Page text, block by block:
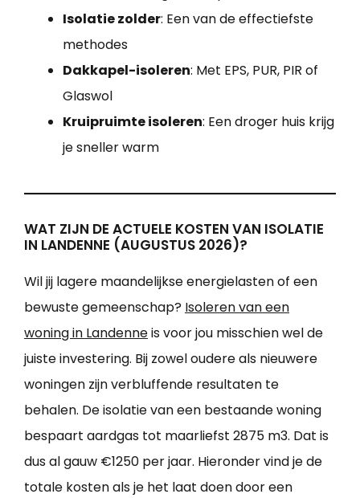
Isolatie zolder: Een van de effectiefste
methodes
Dakkapel-isoleren: Met EPS, PUR, PIR of
Glaswol
Kruipruimte isoleren: Een droger huis krijg
je sneller warm
WAT ZIJN DE ACTUELE KOSTEN VAN ISOLATIE
IN LANDENNE (AUGUSTUS 2026)?
Wil jij lagere maandelijkse energielasten of een
bewuste gemeenschap? Isoleren van een
woning in Landenneis voor jou misschien wel de
juiste investering. Bij zowel oudere als nieuwere
woningen zijn verbluffende resultaten te
behalen. De isolatie van een bestaande woning
bespaart aardgas tot maarliefst 2875 m3. Dat is
dus al gauw €1250 per jaar. Hieronder vind je de
totale kosten als je het laat doen door een